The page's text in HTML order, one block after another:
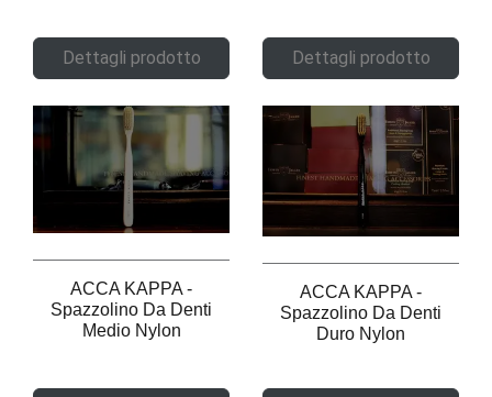
Dettagli prodotto Dettagli prodotto
ACCA KAPPA -
Spazzolino Da Denti
Medio Nylon
ACCA KAPPA -
Spazzolino Da Denti
Duro Nylon